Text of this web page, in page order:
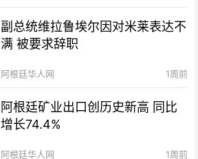
副总统维拉鲁埃尔因对米莱表达不
满 被要求辞职
阿根廷华人网 1周前
阿根廷矿业出口创历史新高 同比
增长74.4%
阿根廷华人网 1周前